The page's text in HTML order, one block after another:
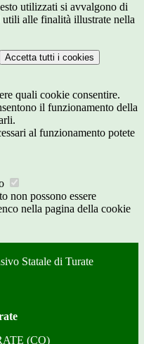
utilizzati si avvalgono di
utili alle finalità illustrate nella
Accetta tutti i cookies
quali cookie consentire.
il funzionamento della
al funzionamento potete
non possono essere
nella pagina della cookie
Statale di Turate
(CO)